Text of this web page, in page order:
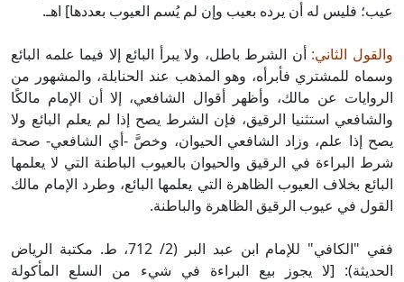
عيب؛ فليس له أن يرده بعيب وإن لم يُسم العيوب بعددها] اهـ.
والقول الثاني: أن الشرط باطل، ولا يبرأ البائع إلا فيما علمه البائع
وسماه للمشتري فأبرأه، وهو المذهب عند الحنابلة، والمشهور من
الروايات عن مالك، وأظهر أقوال الشافعي، إلا أن الإمام مالكًا
والشافعي استثنيا الرقيق، فإن الشرط يصح إذا لم يعلم البائع ولا
يصح إذا علم، وزاد الشافعي الحيوان، وخصَّ -أي الشافعي- صحة
شرط البراءة في الرقيق والحيوان بالعيوب الباطنة التي لا يعلمها
البائع بخلاف العيوب الظاهرة التي يعلمها البائع، وطرد الإمام مالك
القول في عيوب الرقيق الظاهرة والباطنة.
ففي "الكافي" للإمام ابن عبد البر (2/ 712، ط. مكتبة الرياض
الحديثة): [لا يجوز بيع البراءة في شيء من السلع المأكولة